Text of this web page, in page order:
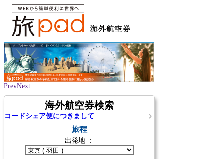
PrevNext
海外航空券検索
コードシェア便につきまして
旅程
出発地 ：